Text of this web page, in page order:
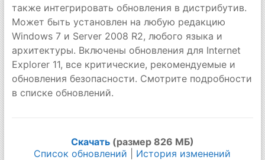
также интегрировать обновления в дистрибутив.
Может быть установлен на любую редакцию
Windows 7 и Server 2008 R2, любого языка и
архитектуры. Включены обновления для Internet
Explorer 11, все критические, рекомендуемые и
обновления безопасности. Смотрите подробности
в списке обновлений.
Скачать(размер 826 МБ)
Список обновлений
История изменений